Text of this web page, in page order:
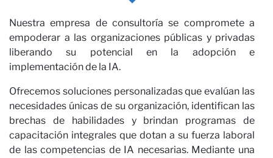
Nuestra empresa de consultoría se compromete a
empoderar a las organizaciones públicas y privadas
liberando su potencial en la adopción e
implementación de la IA.
Ofrecemos soluciones personalizadas que evalúan las
necesidades únicas de su organización, identifican las
brechas de habilidades y brindan programas de
capacitación integrales que dotan a su fuerza laboral
de las competencias de IA necesarias. Mediante una